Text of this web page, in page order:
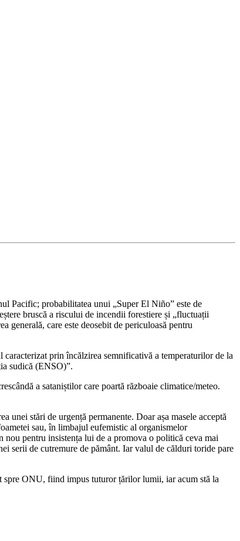
Pacific; probabilitatea unui „Super El Niño” este de
bruscă a riscului de incendii forestiere și „fluctuații
generală, care este deosebit de periculoasă pentru
prin încălzirea semnificativă a temperaturilor de la
sudică (ENSO)”.
a sataniștilor care poartă războaie climatice/meteo.
stări de urgență permanente. Doar așa masele acceptă
sau, în limbajul eufemistic al organismelor
nou pentru insistența lui de a promova o politică ceva mai
serii de cutremure de pământ. Iar valul de călduri toride pare
spre ONU, fiind impus tuturor țărilor lumii, iar acum stă la